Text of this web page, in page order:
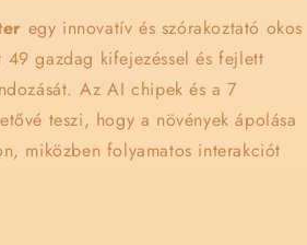
egy innovatív és szórakoztató okos
gazdag kifejezéssel és fejlett
Az AI chipek és a 7
teszi, hogy a növények ápolása
miközben folyamatos interakciót